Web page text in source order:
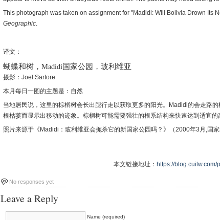
This photograph was taken on assignment for "Madidi: Will Bolivia Drown Its
Geographic.
译文：
蝴蝶和树，Madidi国家公园，玻利维亚
摄影：Joel Sartore
本月每日一图的主题是：自然
当地居民说，这里的棕榈树会长出腿行走以获取更多的阳光。Madidi的会走路
根枯萎而显示出移动的迹象。棕榈树可能需要强壮的根系结构来快速达到适宜的
照片来源于《Madidi：玻利维亚会扼杀它的新国家公园吗？》（2000年3月,国家
本文链接地址： https://blog.cuilw.com/
No responses yet
Leave a Reply
Name (required)